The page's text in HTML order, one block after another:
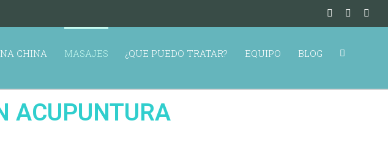
CHINA MASAJES ¿QUE PUEDO TRATAR? EQUIPO BLOG
ACUPUNTURA